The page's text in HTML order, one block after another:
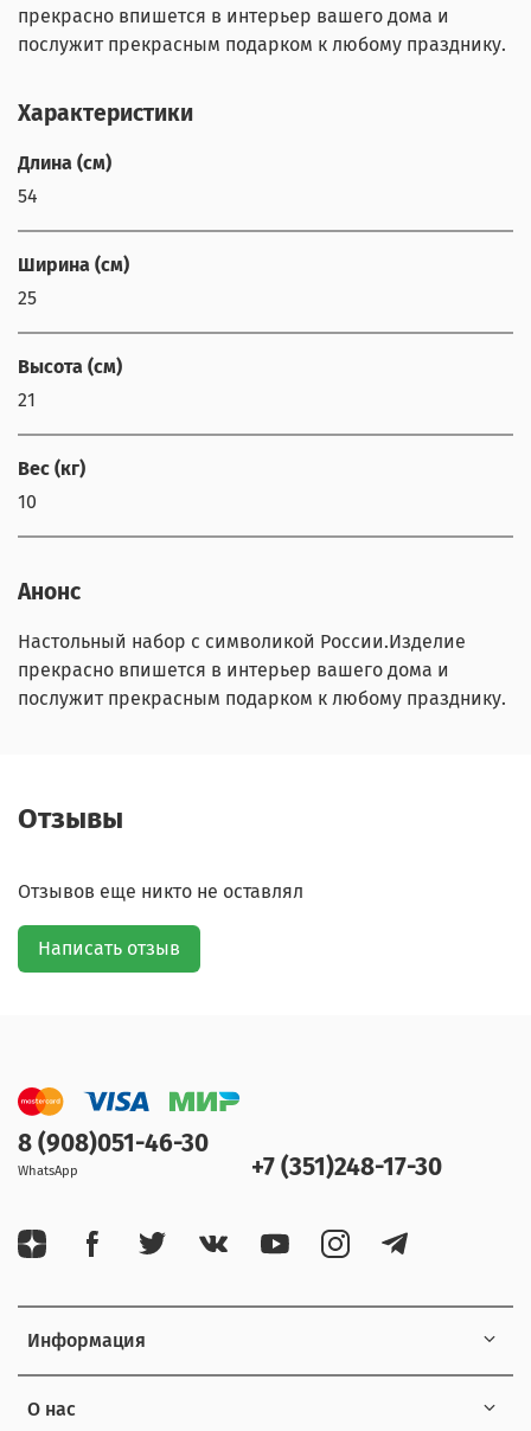
прекрасно впишется в интерьер вашего дома и
послужит прекрасным подарком к любому празднику.
Характеристики
Длина (см)
54
Ширина (см)
25
Высота (см)
21
Вес (кг)
10
Анонс
Настольный набор с символикой России.Изделие
прекрасно впишется в интерьер вашего дома и
послужит прекрасным подарком к любому празднику.
Отзывы
Отзывов еще никто не оставлял
Написать отзыв
Информация
О нас
8 (908)051-46-30
WhatsApp +7 (351)248-17-30